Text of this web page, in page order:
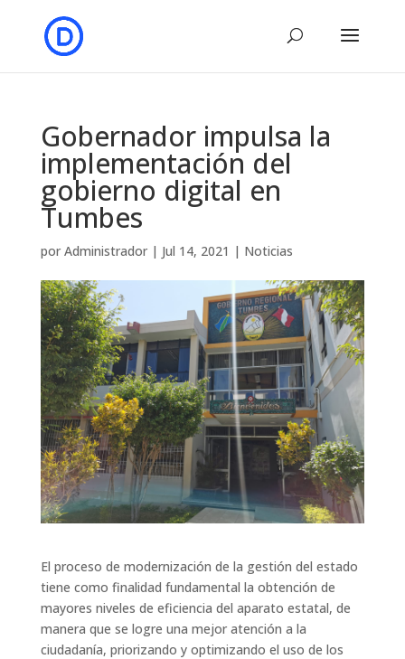
Gobernador impulsa la
implementación del
gobierno digital en
Tumbes
por Administrador| Jul 14, 2021 | Noticias
El proceso de modernización de la gestión del estado
tiene como finalidad fundamental la obtención de
mayores niveles de eficiencia del aparato estatal, de
manera que se logre una mejor atención a la
ciudadanía, priorizando y optimizando el uso de los